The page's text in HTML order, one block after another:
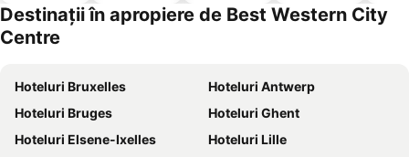
animale
Destinații în apropiere de Best Western City
Centre
Hoteluri Bruxelles
Hoteluri Antwerp
Hoteluri Bruges
Hoteluri Ghent
Hoteluri Elsene-Ixelles
Hoteluri Lille